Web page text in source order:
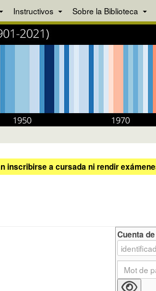
Instructivos Sobre la Biblioteca
inscribirse a cursada ni rendir
Cuenta